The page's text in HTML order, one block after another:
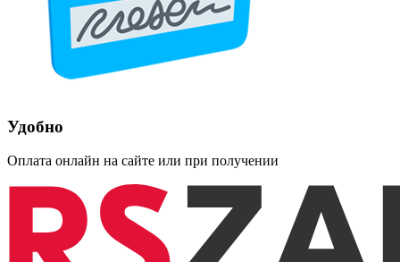
Удобно
Оплата онлайн на сайте или при получении